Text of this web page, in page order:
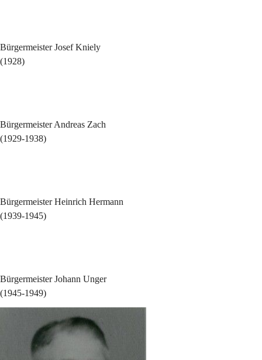
Bürgermeister Josef Kniely
(1928)
Bürgermeister Andreas Zach
(1929-1938)
Bürgermeister Heinrich Hermann
(1939-1945)
Bürgermeister Johann Unger
(1945-1949)